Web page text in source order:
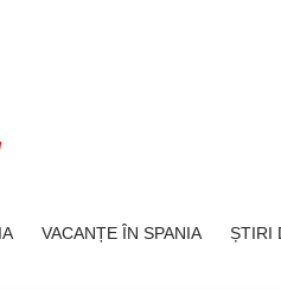
VACANȚE ÎN SPANIA
ȘTIRI